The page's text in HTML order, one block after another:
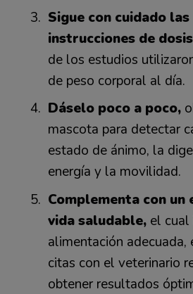
Sigue con cuidado las
instrucciones de
de los estudios
de peso corporal al día.
Dáselo poco a poco,
mascota para detectar
estado de ánimo, la
energía y la movilidad.
Complementa con un
vida saludable, el cual
alimentación adecuada,
citas con el veterinario
obtener resultados